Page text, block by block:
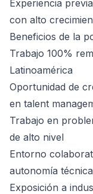
Experiencia
con alto
Beneficios de la
Trabajo 100%
Latinoamérica
Oportunidad de
en talent
Trabajo en
de alto nivel
Entorno
autonomía técnica
Exposición a